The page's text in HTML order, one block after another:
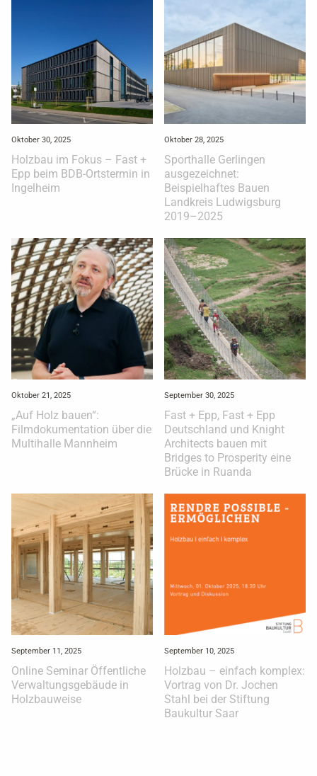
Oktober 30, 2025
Holzbau im Fokus – Fast +
Epp beim BDB-Ortstermin in
Ingelheim
Oktober 28, 2025
Sporthalle Gerlingen
ausgezeichnet:
Beispielhaftes Bauen
Landkreis Ludwigsburg
2019–2025
Oktober 21, 2025
„Auf Holz bauen“:
Filmdokumentation über die
Multihalle Mannheim
September 30, 2025
Fast + Epp, Fast + Epp
Deutschland und Knight
Architects bauen mit
Bridges to Prosperity eine
Brücke in Ruanda
September 11, 2025
Online Seminar Öffentliche
Verwaltungsgebäude in
Holzbauweise
September 10, 2025
Holzbau – einfach komplex:
Vortrag von Dr. Jochen
Stahl bei der Stiftung
Baukultur Saar